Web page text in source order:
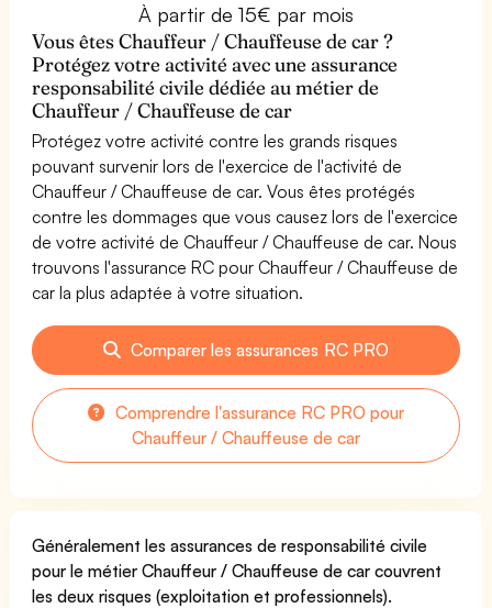
À partir de 15€ par mois
Vous êtes Chauffeur / Chauffeuse de car ?
Protégez votre activité avec une assurance
responsabilité civile dédiée au métier de
Chauffeur / Chauffeuse de car
Protégez votre activité contre les grands risques
pouvant survenir lors de l'exercice de l'activité de
Chauffeur / Chauffeuse de car. Vous êtes protégés
contre les dommages que vous causez lors de l'exercice
de votre activité de Chauffeur / Chauffeuse de car. Nous
trouvons l'assurance RC pour Chauffeur / Chauffeuse de
car la plus adaptée à votre situation.
Comparer les assurances RC PRO
Comprendre l'assurance RC PRO pour
Chauffeur / Chauffeuse de car
Généralement les assurances de responsabilité civile
pour le métier Chauffeur / Chauffeuse de car couvrent
les deux risques (exploitation et professionnels).